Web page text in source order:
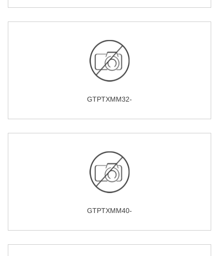
GTPTXMM32-
GTPTXMM40-